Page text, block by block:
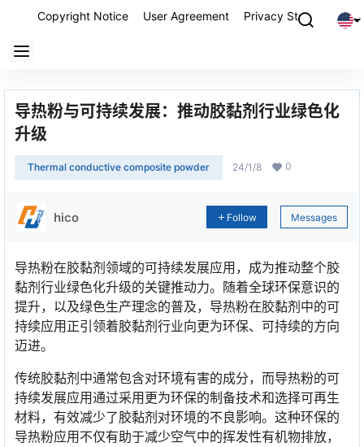
Copyright Notice User Agreement Privacy Statement
导热粉与可持续发展：推动胶黏剂行业绿色化
升级
Thermal conductive composite powder 24/1/8 0
hico Follow Messages
导热粉在胶黏剂领域的可持续发展应用，成为推动整个胶
黏剂行业绿色化升级的关键推动力。随着全球环保意识的
提升，以及绿色生产理念的普及，导热粉在胶黏剂中的可
持续应用正引领着胶黏剂行业向更为环保、可持续的方向
迈进。
传统胶黏剂中通常包含对环境有害的成分，而导热粉的可
持续发展应用通过采用更为环保的制备技术和选择可再生
材料，有效减少了胶黏剂对环境的不良影响。这种环保的
导热粉应用不仅有助于减少空气中的挥发性有机物排放，